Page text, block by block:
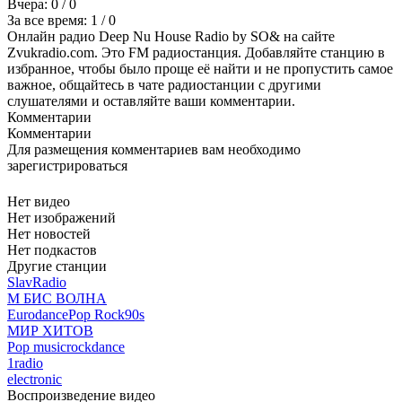
Вчера: 0 / 0
За все время: 1 / 0
Онлайн радио Deep Nu House Radio by SO& на сайте
Zvukradio.com. Это FM радиостанция. Добавляйте станцию в
избранное, чтобы было проще её найти и не пропустить самое
важное, общайтесь в чате радиостанции с другими
слушателями и оставляйте ваши комментарии.
Комментарии
Комментарии
Для размещения комментариев вам необходимо
зарегистрироваться
Нет видео
Нет изображений
Нет новостей
Нет подкастов
Другие станции
SlavRadio
М БИС ВОЛНА
EurodancePop Rock90s
МИР ХИТОВ
Pop musicrockdance
1radio
electronic
Воспроизведение видео